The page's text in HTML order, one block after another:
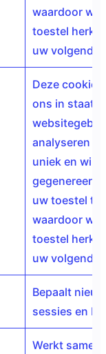
waardoor we
toestel
uw volgende
Deze
ons in staat
analyseren
uniek en
gegenereerd
uw toestel te
waardoor we
toestel
uw volgende
Bepaalt
sessies en
Werkt samen